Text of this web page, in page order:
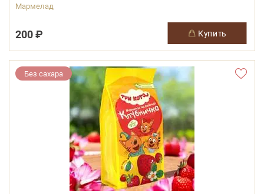
Мармелад
200 ₽ купить
Без сахара